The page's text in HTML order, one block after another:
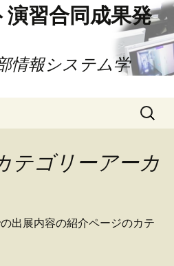
習合同成果発
情報システム学
検
索:
カテゴリーアーカ
出展内容の紹介ページのカテ